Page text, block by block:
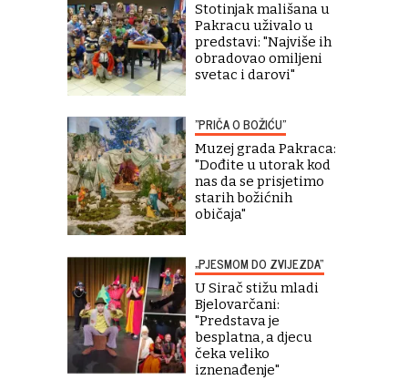
Stotinjak mališana u
Pakracu uživalo u
predstavi: "Najviše ih
obradovao omiljeni
svetac i darovi"
"PRIČA O BOŽIĆU"
Muzej grada Pakraca:
"Dođite u utorak kod
nas da se prisjetimo
starih božićnih
običaja"
„PJESMOM DO ZVIJEZDA“
U Sirač stižu mladi
Bjelovarčani:
"Predstava je
besplatna, a djecu
čeka veliko
iznenađenje"